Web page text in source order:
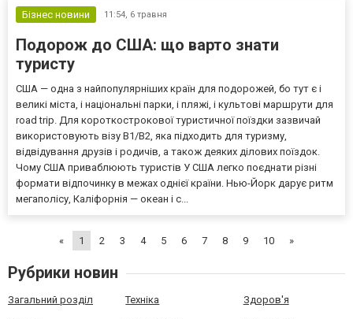
novogo-v-menyu-e...
Бізнес новини 11:54, 6 травня
Подорож до США: що варто знати
туристу
США — одна з найпопулярніших країн для подорожей, бо тут є і
великі міста, і національні парки, і пляжі, і культові маршрути для
road trip. Для короткострокової туристичної поїздки зазвичай
використовують візу B1/B2, яка підходить для туризму,
відвідування друзів і родичів, а також деяких ділових поїздок.
Чому США приваблюють туристів У США легко поєднати різні
формати відпочинку в межах однієї країни. Нью-Йорк дарує ритм
мегаполісу, Каліфорнія — океан і с...
« 1 2 3 4 5 6 7 8 9 10 »
Рубрики новин
Загальний розділ Техніка Здоров'я